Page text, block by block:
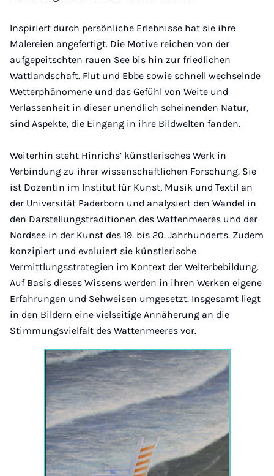
Inspiriert durch persönliche Erlebnisse hat sie ihre
Malereien angefertigt. Die Motive reichen von der
aufgepeitschten rauen See bis hin zur friedlichen
Wattlandschaft. Flut und Ebbe sowie schnell wechselnde
Wetterphänomene und das Gefühl von Weite und
Verlassenheit in dieser unendlich scheinenden Natur,
sind Aspekte, die Eingang in ihre Bildwelten fanden.
Weiterhin steht Hinrichs‘ künstlerisches Werk in
Verbindung zu ihrer wissenschaftlichen Forschung. Sie
ist Dozentin im Institut für Kunst, Musik und Textil an
der Universität Paderborn und analysiert den Wandel in
den Darstellungstraditionen des Wattenmeeres und der
Nordsee in der Kunst des 19. bis 20. Jahrhunderts. Zudem
konzipiert und evaluiert sie künstlerische
Vermittlungsstrategien im Kontext der Welterbebildung.
Auf Basis dieses Wissens werden in ihren Werken eigene
Erfahrungen und Sehweisen umgesetzt. Insgesamt liegt
in den Bildern eine vielseitige Annäherung an die
Stimmungsvielfalt des Wattenmeeres vor.